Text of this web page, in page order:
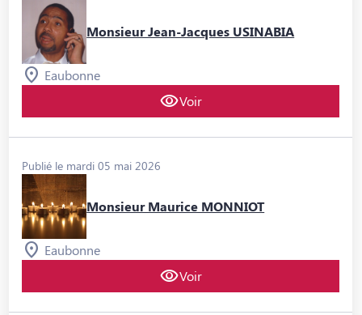
Monsieur Jean-Jacques USINABIA
Eaubonne
Voir
Publié le mardi 05 mai 2026
Monsieur Maurice MONNIOT
Eaubonne
Voir